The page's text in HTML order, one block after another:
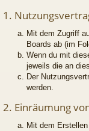
1.
Mit dem Zugriff
Boards ab (im
Wenn du mit
jeweils die an
Der
werden.
2. Einräumung
Mit dem